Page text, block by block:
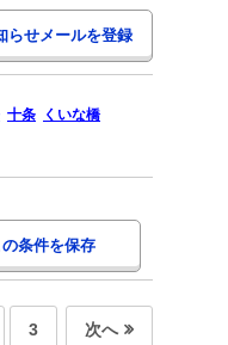
十条
くいな橋
の条件を保存
3 次へ